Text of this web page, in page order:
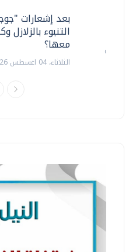
بعد إشعارات
التنبوء
معها؟
الثلاثاء، 04 اغسطس 2026 04:04 م